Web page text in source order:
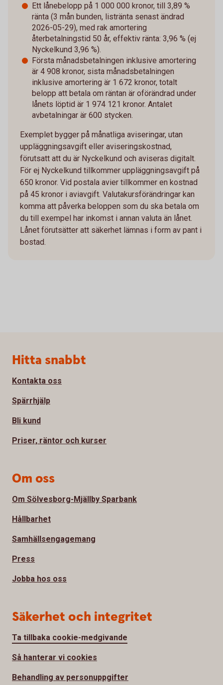
Ett lånebelopp på 1 000 000 kronor, till 3,89 %
ränta (3 mån bunden, listränta senast ändrad
2026-05-29), med rak amortering
återbetalningstid 50 år, effektiv ränta: 3,96 % (ej
Nyckelkund 3,96 %).
Första månadsbetalningen inklusive amortering
är 4 908 kronor, sista månadsbetalningen
inklusive amortering är 1 672 kronor, totalt
belopp att betala om räntan är oförändrad under
lånets löptid är 1 974 121 kronor. Antalet
avbetalningar är 600 stycken.
Exemplet bygger på månatliga aviseringar, utan
uppläggningsavgift eller aviseringskostnad,
förutsatt att du är Nyckelkund och aviseras digitalt.
För ej Nyckelkund tillkommer uppläggningsavgift på
650 kronor. Vid postala avier tillkommer en kostnad
på 45 kronor i aviavgift. Valutakursförändringar kan
komma att påverka beloppen som du ska betala om
du till exempel har inkomst i annan valuta än lånet.
Lånet förutsätter att säkerhet lämnas i form av pant i
bostad.
Sidfot
Hitta snabbt
Kontakta oss
Spärrhjälp
Bli kund
Priser, räntor och kurser
Om oss
Om Sölvesborg-Mjällby Sparbank
Hållbarhet
Samhällsengagemang
Press
Jobba hos oss
Säkerhet och integritet
Ta tillbaka cookie-medgivande
Så hanterar vi cookies
Behandling av personuppgifter